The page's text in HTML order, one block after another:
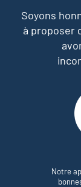
Soyons
à proposer
Notre